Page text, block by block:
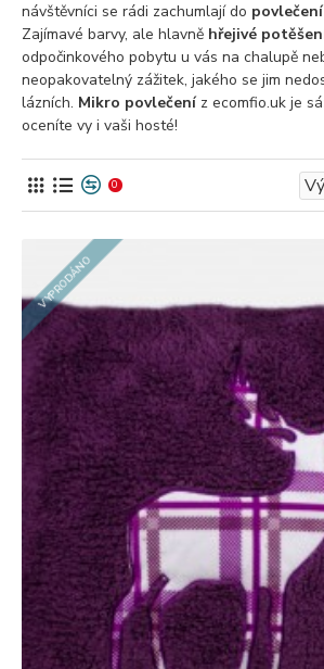
návštěvníci se rádi zachumlají do
Zajímavé barvy, ale hlavně hřejivé
odpočinkového pobytu u vás na chalupě
neopakovatelný zážitek, jakého se jim
lázních. Mikro povlečeníz ecomfio.uk je
oceníte vy i vaši hosté!
0
VYPRODÁNO